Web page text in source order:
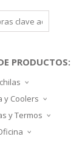
PRODUCTOS:
y Coolers
y Termos